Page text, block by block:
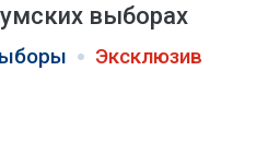
выборах
Эксклюзив